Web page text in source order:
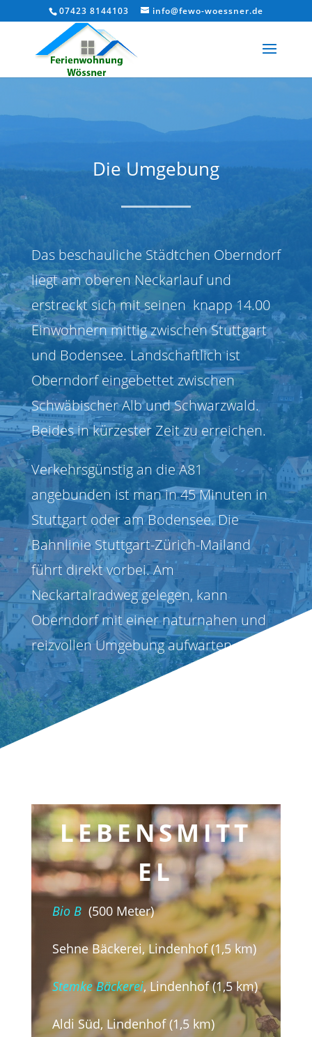
07423 8144103 info@fewo-woessner.de
Die Umgebung
Das beschauliche Städtchen Oberndorf
liegt am oberen Neckarlauf und
erstreckt sich mit seinen knapp 14.00
Einwohnern mittig zwischen Stuttgart
und Bodensee. Landschaftlich ist
Oberndorf eingebettet zwischen
Schwäbischer Alb und Schwarzwald.
Beides in kürzester Zeit zu erreichen.
Verkehrsgünstig an die A81
angebunden ist man in 45 Minuten in
Stuttgart oder am Bodensee. Die
Bahnlinie Stuttgart-Zürich-Mailand
führt direkt vorbei. Am
Neckartalradweg gelegen, kann
Oberndorf mit einer naturnahen und
reizvollen Umgebung aufwarten.
LEBENSMITT
EL
Bio B(500 Meter)
Sehne Bäckerei, Lindenhof (1,5 km)
Stemke Bäckerei, Lindenhof (1,5 km)
Aldi Süd, Lindenhof (1,5 km)